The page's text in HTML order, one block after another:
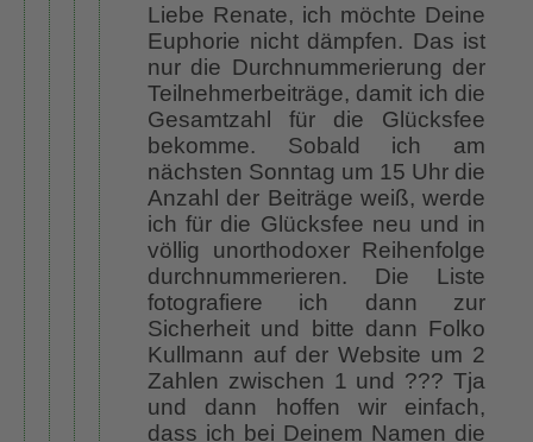
Liebe Renate, ich möchte Deine
Euphorie nicht dämpfen. Das ist
nur die Durchnummerierung der
Teilnehmerbeiträge, damit ich die
Gesamtzahl für die Glücksfee
bekomme. Sobald ich am
nächsten Sonntag um 15 Uhr die
Anzahl der Beiträge weiß, werde
ich für die Glücksfee neu und in
völlig unorthodoxer Reihenfolge
durchnummerieren. Die Liste
fotografiere ich dann zur
Sicherheit und bitte dann Folko
Kullmann auf der Website um 2
Zahlen zwischen 1 und ??? Tja
und dann hoffen wir einfach,
dass ich bei Deinem Namen die